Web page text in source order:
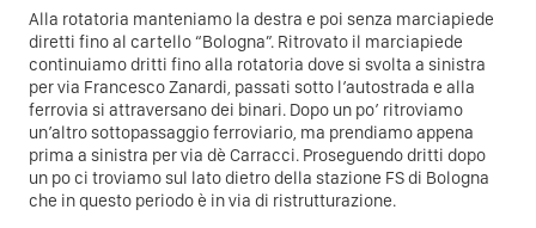
Alla rotatoria manteniamo la destra e poi senza marciapiede
diretti fino al cartello “Bologna”. Ritrovato il marciapiede
continuiamo dritti fino alla rotatoria dove si svolta a sinistra
per via Francesco Zanardi, passati sotto l’autostrada e alla
ferrovia si attraversano dei binari. Dopo un po’ ritroviamo
un’altro sottopassaggio ferroviario, ma prendiamo appena
prima a sinistra per via dè Carracci. Proseguendo dritti dopo
un po ci troviamo sul lato dietro della stazione FS di Bologna
che in questo periodo è in via di ristrutturazione.